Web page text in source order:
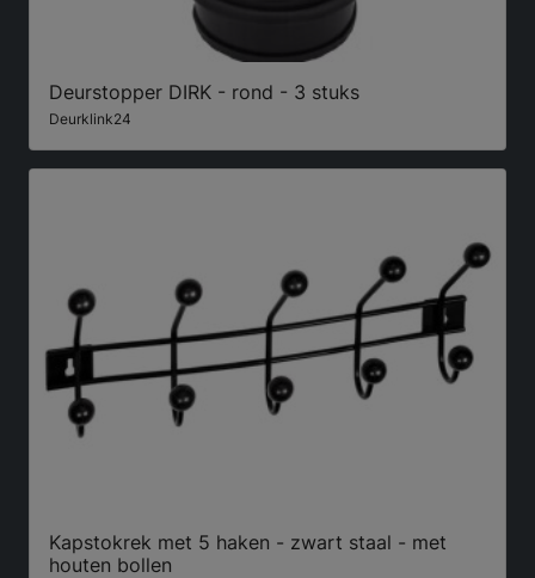
Deurstopper DIRK - rond - 3 stuks
Deurklink24
Kapstokrek met 5 haken - zwart staal - met
houten bollen